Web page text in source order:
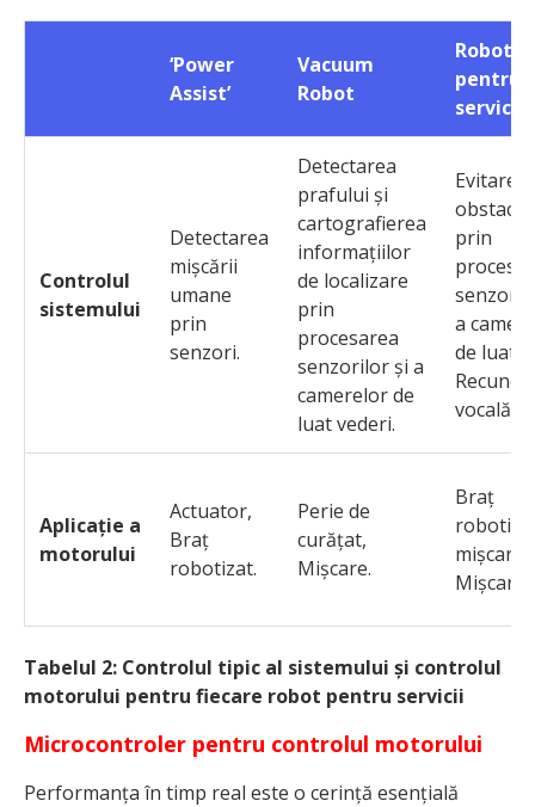
‘Power
Assist’
Vacuum
Robot
Robot
pentru
servicii
Controlul
sistemului
Detectarea
mișcării
umane
prin
senzori.
Detectarea
prafului și
cartografierea
informațiilor
de localizare
prin
procesarea
senzorilor și a
camerelor de
luat vederi.
Evitarea
prin
a
de luat
vocală.
Aplicație a
motorului
Actuator,
Braț
robotizat.
Perie de
curățat,
Mișcare.
Braț
mișcare,
Mișcare.
Tabelul 2: Controlul tipic al sistemului și controlul
motorului pentru fiecare robot pentru servicii
Microcontroler pentru controlul motorului
Performanța în timp real este o cerință esențială